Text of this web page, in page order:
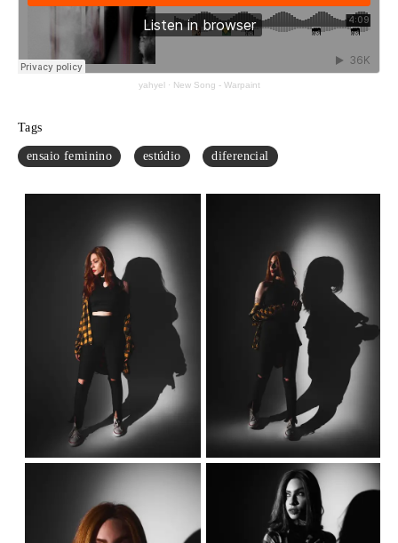
yahyel· New Song - Warpaint
Tags
ensaio feminino estúdio diferencial